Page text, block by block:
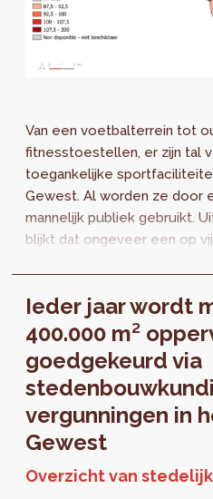
Van een voetbalterrein tot
fitnesstoestellen, er zijn tal
toegankelijke
Gewest. Al worden ze door
mannelijk publiek gebruikt.
blijkt dat ongeveer een op
manier waarop ze is
Ieder jaar wordt
400.000 m²
goedgekeurd via
vergunningen in
Gewest
Overzicht van